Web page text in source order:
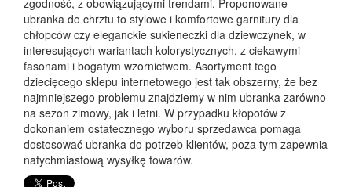
zgodność, z obowiązującymi trendami. Proponowane
ubranka do chrztu to stylowe i komfortowe garnitury dla
chłopców czy eleganckie sukieneczki dla dziewczynek, w
interesujących wariantach kolorystycznych, z ciekawymi
fasonami i bogatym wzornictwem. Asortyment tego
dziecięcego sklepu internetowego jest tak obszerny, że bez
najmniejszego problemu znajdziemy w nim ubranka zarówno
na sezon zimowy, jak i letni. W przypadku kłopotów z
dokonaniem ostatecznego wyboru sprzedawca pomaga
dostosować ubranka do potrzeb klientów, poza tym zapewnia
natychmiastową wysyłkę towarów.